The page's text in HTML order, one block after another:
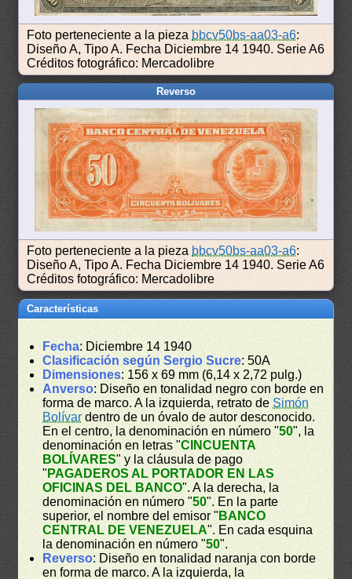
Foto perteneciente a la pieza bbcv50bs-aa03-a6:
Diseño A, Tipo A. Fecha Diciembre 14 1940. Serie A6
Créditos fotográfico: Mercadolibre
Reverso
Foto perteneciente a la pieza bbcv50bs-aa03-a6:
Diseño A, Tipo A. Fecha Diciembre 14 1940. Serie A6
Créditos fotográfico: Mercadolibre
Características
Fecha: Diciembre 14 1940
Clasificación según Sergio Sucre: 50A
Dimensiones: 156 x 69 mm (6,14 x 2,72 pulg.)
Anverso: Diseño en tonalidad negro con borde en
forma de marco. A la izquierda, retrato deSimón
Bolívar dentro de un óvalo de autor desconocido.
En el centro, la denominación en número "50", la
denominación en letras "CINCUENTA
BOLÍVARES" y la cláusula de pago
" PAGADEROS AL PORTADOR EN LAS
OFICINAS DEL BANCO". A la derecha, la
denominación en número "50". En la parte
superior, el nombre del emisor " BANCO
CENTRAL DE VENEZUELA". En cada esquina
la denominación en número "50".
Reverso: Diseño en tonalidad naranja con borde
en forma de marco. A la izquierda, la